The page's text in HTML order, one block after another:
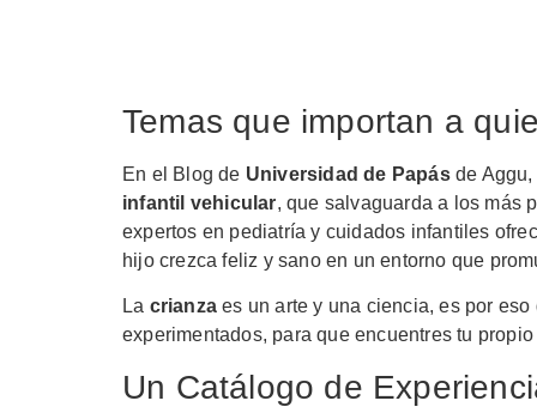
Temas que importan a
En el Blog de Universidad de Papásde Aggu,
infantil vehicular, que salvaguarda a los más
expertos en pediatría y cuidados infantiles
hijo crezca feliz y sano en un entorno que
La crianza es un arte y una ciencia, es por
experimentados, para que encuentres tu
Un Catálogo de